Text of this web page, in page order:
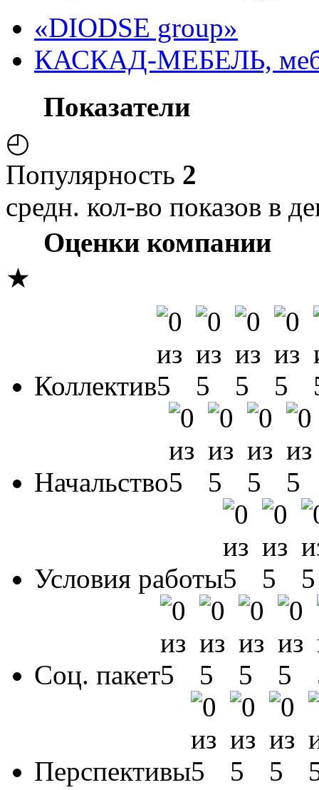
«DIODSE group»
КАСКАД-МЕБЕЛЬ,
Показатели
◴
Популярность 2
средн. кол-во показов в
Оценки компании
★
Коллектив
Начальство
Условия работы
Соц. пакет
Перспективы